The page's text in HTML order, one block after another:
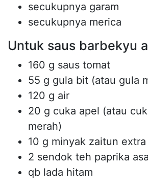
secukupnya garam
secukupnya merica
Untuk saus barbekyu
160 g saus tomat
55 g gula bit (atau gula
120 g air
20 g cuka apel (atau
merah)
10 g minyak zaitun
2 sendok teh paprika
qb lada hitam